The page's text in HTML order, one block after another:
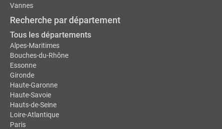
Vannes
Recherche par département
Tous les départements
Alpes-Maritimes
Bouches-du-Rhône
Essonne
Gironde
Haute-Garonne
Haute-Savoie
Hauts-de-Seine
Loire-Atlantique
Paris